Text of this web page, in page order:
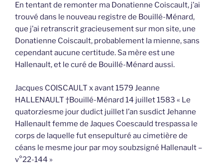
En tentant de remonter ma Donatienne Coiscault, j’ai
trouvé dans le nouveau registre de Bouillé-Ménard,
que j’ai retranscrit gracieusement sur mon site, une
Donatienne Coiscault, probablement la mienne, sans
cependant aucune certitude. Sa mère est une
Hallenault, et le curé de Bouillé-Ménard aussi.
Jacques COISCAULT x avant 1579 Jeanne
HALLENAULT †Bouillé-Ménard 14 juillet 1583 « Le
quatorziesme jour dudict juillet l’an susdict Jehanne
Hallenault femme de Jaques Coescauld trespassa le
corps de laquelle fut ensepulturé au cimetière de
céans le mesme jour par moy soubzsigné Hallenault –
v°22-144 »